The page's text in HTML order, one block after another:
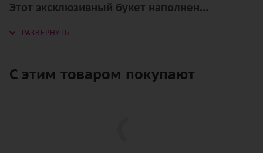
Этот эксклюзивный букет наполнен
С этим товаром покупают